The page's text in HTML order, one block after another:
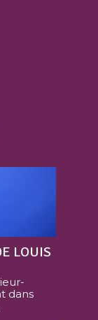
LOUIS
dans